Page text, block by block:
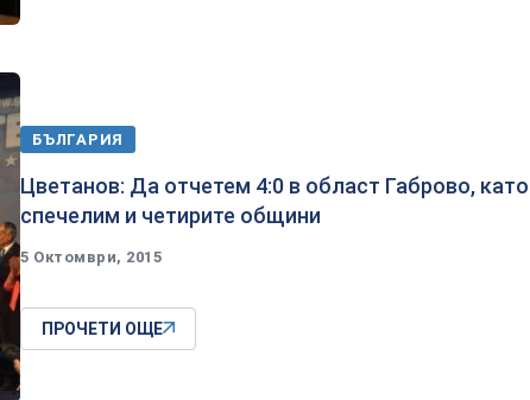
БЪЛГАРИЯ
Цветанов: Да отчетем 4:0 в област Габрово, като
спечелим и четирите общини
5 Октомври, 2015
ПРОЧЕТИ ОЩЕ